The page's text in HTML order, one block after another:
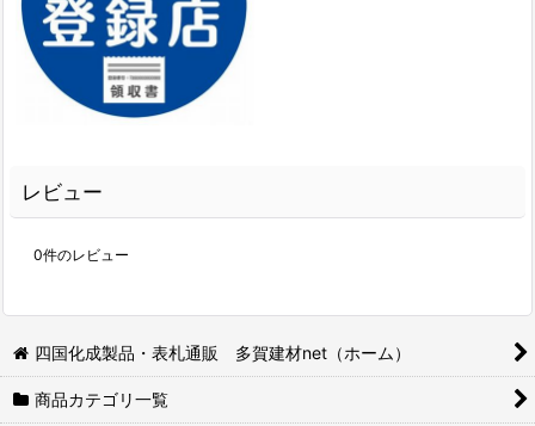
レビュー
0件のレビュー
四国化成製品・表札通販 多賀建材net（ホーム）
商品カテゴリ一覧